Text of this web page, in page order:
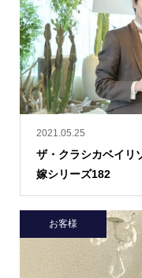
2021.05.25
ザ・クラシカベイリ
嫁シリーズ182
お客様